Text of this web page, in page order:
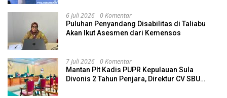
6 Juli 2026 0 Komentar
Puluhan Penyandang Disabilitas di Taliabu
Akan Ikut Asesmen dari Kemensos
7 Juli 2026 0 Komentar
Mantan Plt Kadis PUPR Kepulauan Sula
Divonis 2 Tahun Penjara, Direktur CV SBU